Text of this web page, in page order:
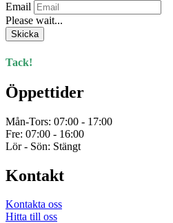
väljas
på
Email
Please wait...
Skicka
Tack!
Öppettider
Mån-Tors: 07:00 - 17:00
Fre: 07:00 - 16:00
Lör - Sön: Stängt
Kontakt
Kontakta oss
Hitta till oss